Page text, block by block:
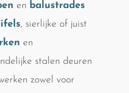
en balustrades
, sierlijke of juist
en
stalen deuren
zowel voor